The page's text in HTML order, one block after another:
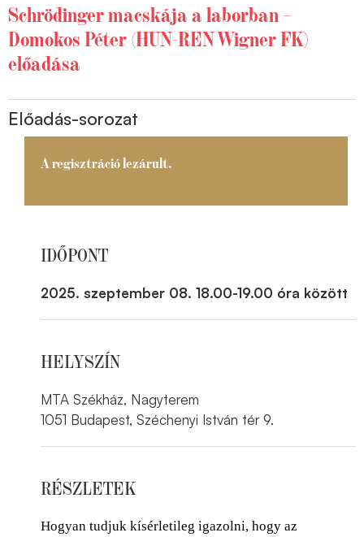
Schrödinger macskája a laborban –
Domokos Péter (HUN-REN Wigner FK)
előadása
Előadás-sorozat
A regisztráció lezárult.
IDŐPONT
2025. szeptember 08. 18.00-19.00 óra között
HELYSZÍN
MTA Székház, Nagyterem
1051 Budapest, Széchenyi István tér 9.
RÉSZLETEK
Hogyan tudjuk kísérletileg igazolni, hogy az